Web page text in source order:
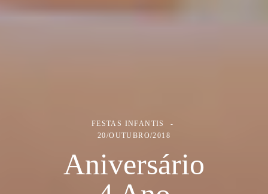
FESTAS INFANTIS
20/OUTUBRO/2018
Aniversário